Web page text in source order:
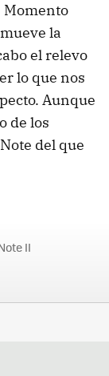
Momento
la
el relevo
lo que nos
Aunque
de los
del que
II